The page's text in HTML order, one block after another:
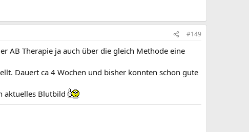
#149
AB Therapie ja auch über die gleich Methode eine
Dauert ca 4 Wochen und bisher konnten schon gute
aktuelles Blutbild